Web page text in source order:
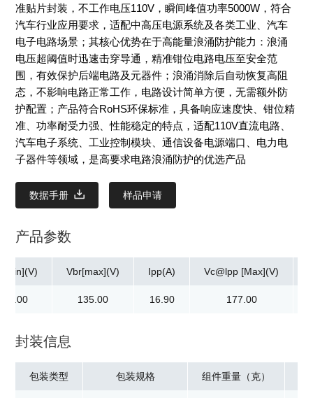
准贴片封装，不工作电压110V，瞬间峰值功率5000W，符合
汽车行业应用要求，适配中高压电源系统及各类工业、汽车
电子电路场景；其核心优势在于高能量浪涌防护能力：浪涌
电压超阈值时迅速击穿导通，精准钳位电路电压至安全范
围，有效保护后端电路及元器件；浪涌消除后自动恢复高阻
态，不影响电路正常工作，电路设计简单方便，无需额外防
护配置；产品符合RoHS环保标准，具备响应速度快、钳位精
准、功率耐受力强、性能稳定的特点，适配110V直流电路、
汽车电子系统、工业控制模块、通信设备电源端口、电力电
子器件等领域，是高要求电路浪涌防护的优选产品
数据手册 样品申请
产品参数
Vbr[max](V)
135.00
Ipp(A)
16.90
Vc@lpp [Max](V)
177.00
封装信息
包装类型 包装规格 组件重量（克）